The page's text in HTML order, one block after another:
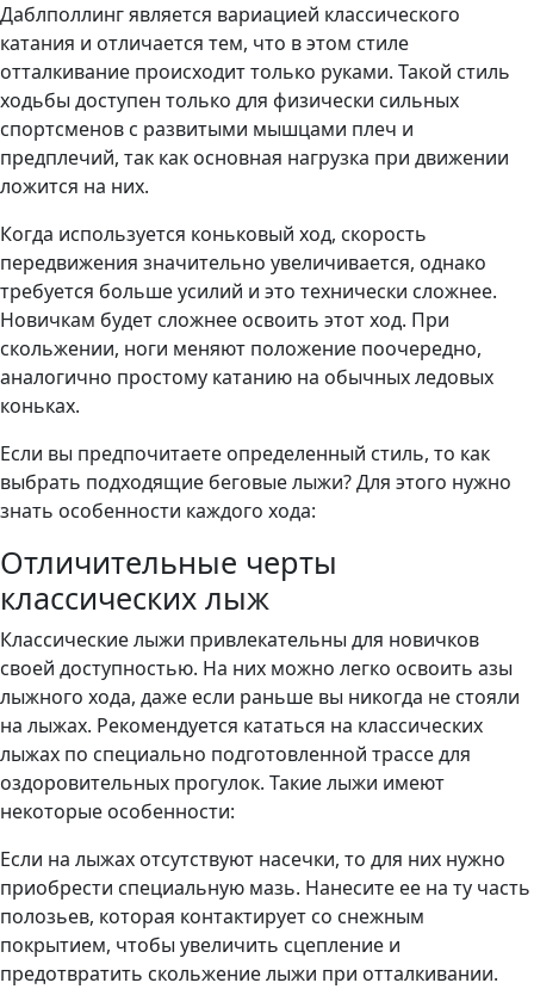
Даблполлинг является вариацией классического
катания и отличается тем, что в этом стиле
отталкивание происходит только руками. Такой стиль
ходьбы доступен только для физически сильных
спортсменов с развитыми мышцами плеч и
предплечий, так как основная нагрузка при движении
ложится на них.
Когда используется коньковый ход, скорость
передвижения значительно увеличивается, однако
требуется больше усилий и это технически сложнее.
Новичкам будет сложнее освоить этот ход. При
скольжении, ноги меняют положение поочередно,
аналогично простому катанию на обычных ледовых
коньках.
Если вы предпочитаете определенный стиль, то как
выбрать подходящие беговые лыжи? Для этого нужно
знать особенности каждого хода:
Отличительные черты
классических лыж
Классические лыжи привлекательны для новичков
своей доступностью. На них можно легко освоить азы
лыжного хода, даже если раньше вы никогда не стояли
на лыжах. Рекомендуется кататься на классических
лыжах по специально подготовленной трассе для
оздоровительных прогулок. Такие лыжи имеют
некоторые особенности:
Если на лыжах отсутствуют насечки, то для них нужно
приобрести специальную мазь. Нанесите ее на ту часть
полозьев, которая контактирует со снежным
покрытием, чтобы увеличить сцепление и
предотвратить скольжение лыжи при отталкивании.